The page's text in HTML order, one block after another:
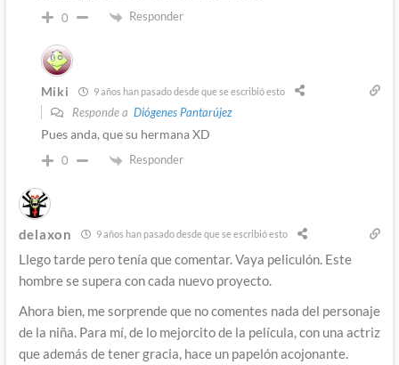
0 Responder
Miki 9 años han pasado desde que se escribió esto
Responde a Diógenes Pantarújez
Pues anda, que su hermana XD
0 Responder
delaxon 9 años han pasado desde que se escribió esto
Llego tarde pero tenía que comentar. Vaya peliculón. Este
hombre se supera con cada nuevo proyecto.
Ahora bien, me sorprende que no comentes nada del personaje
de la niña. Para mí, de lo mejorcito de la película, con una actriz
que además de tener gracia, hace un papelón acojonante.